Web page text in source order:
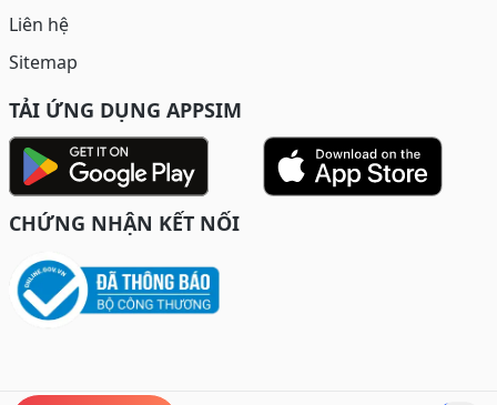
Liên hệ
Sitemap
TẢI ỨNG DỤNG APPSIM
CHỨNG NHẬN KẾT NỐI